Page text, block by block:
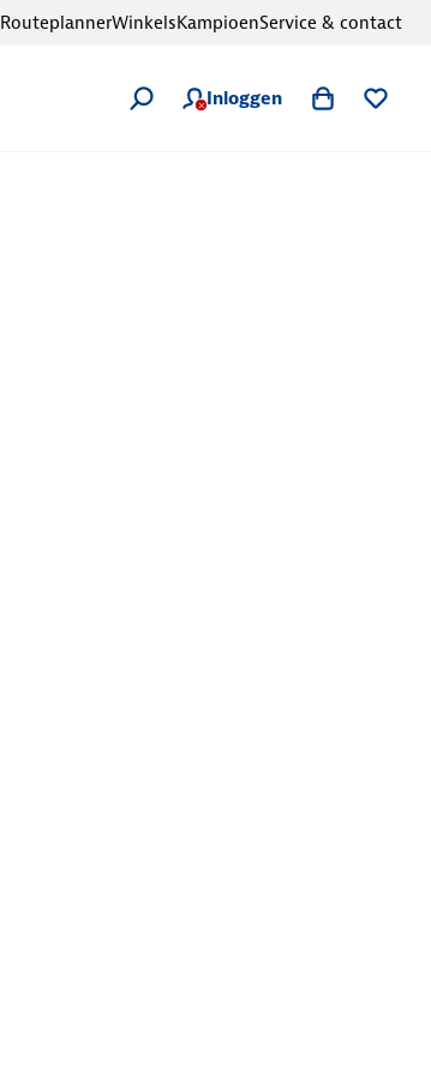
Inloggen
RouteplannerWinkelsKampioenService & contact